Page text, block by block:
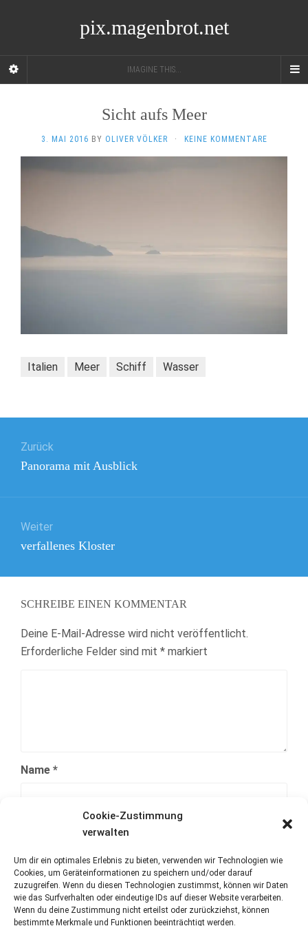
Cookie-Zustimmung
verwalten
Um dir ein optimales Erlebnis zu bieten, verwenden wir Technologien wie
Cookies, um Geräteinformationen zu speichern und/oder darauf
zuzugreifen. Wenn du diesen Technologien zustimmst, können wir Daten
wie das Surfverhalten oder eindeutige IDs auf dieser Website verarbeiten.
Wenn du deine Zustimmung nicht erteilst oder zurückziehst, können
bestimmte Merkmale und Funktionen beeinträchtigt werden.
pix.magenbrot.net
IMAGINE THIS...
Sicht aufs Meer
3. MAI 2016 BY OLIVER VÖLKER · KEINE KOMMENTARE
Italien Meer Schiff Wasser
Zurück
Vorheriger
Panorama mit Ausblick
Weiter
Nächster
verfallenes Kloster
SCHREIBE EINEN KOMMENTAR
Deine E-Mail-Adresse wird nicht veröffentlicht.
Erforderliche Felder sind mit * markiert
Name *
E-Mail-Adresse*
Website